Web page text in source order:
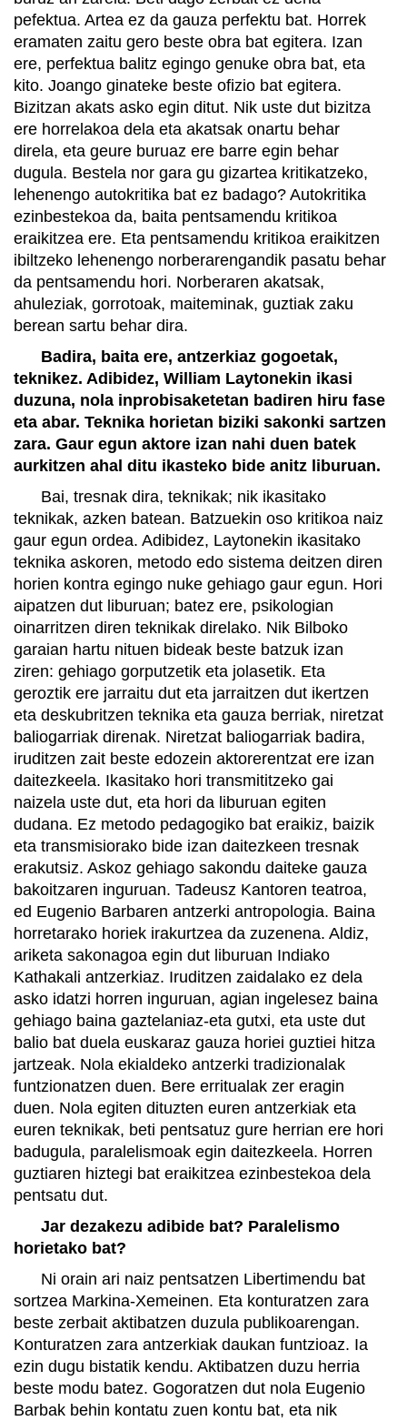
pefektua. Artea ez da gauza perfektu bat. Horrek
eramaten zaitu gero beste obra bat egitera. Izan
ere, perfektua balitz egingo genuke obra bat, eta
kito. Joango ginateke beste ofizio bat egitera.
Bizitzan akats asko egin ditut. Nik uste dut bizitza
ere horrelakoa dela eta akatsak onartu behar
direla, eta geure buruaz ere barre egin behar
dugula. Bestela nor gara gu gizartea kritikatzeko,
lehenengo autokritika bat ez badago? Autokritika
ezinbestekoa da, baita pentsamendu kritikoa
eraikitzea ere. Eta pentsamendu kritikoa eraikitzen
ibiltzeko lehenengo norberarengandik pasatu behar
da pentsamendu hori. Norberaren akatsak,
ahuleziak, gorrotoak, maiteminak, guztiak zaku
berean sartu behar dira.
Badira, baita ere, antzerkiaz gogoetak,
teknikez. Adibidez, William Laytonekin ikasi
duzuna, nola inprobisaketetan badiren hiru fase
eta abar. Teknika horietan biziki sakonki sartzen
zara. Gaur egun aktore izan nahi duen batek
aurkitzen ahal ditu ikasteko bide anitz liburuan.
Bai, tresnak dira, teknikak; nik ikasitako
teknikak, azken batean. Batzuekin oso kritikoa naiz
gaur egun ordea. Adibidez, Laytonekin ikasitako
teknika askoren, metodo edo sistema deitzen diren
horien kontra egingo nuke gehiago gaur egun. Hori
aipatzen dut liburuan; batez ere, psikologian
oinarritzen diren teknikak direlako. Nik Bilboko
garaian hartu nituen bideak beste batzuk izan
ziren: gehiago gorputzetik eta jolasetik. Eta
geroztik ere jarraitu dut eta jarraitzen dut ikertzen
eta deskubritzen teknika eta gauza berriak, niretzat
baliogarriak direnak. Niretzat baliogarriak badira,
iruditzen zait beste edozein aktorerentzat ere izan
daitezkeela. Ikasitako hori transmititzeko gai
naizela uste dut, eta hori da liburuan egiten
dudana. Ez metodo pedagogiko bat eraikiz, baizik
eta transmisiorako bide izan daitezkeen tresnak
erakutsiz. Askoz gehiago sakondu daiteke gauza
bakoitzaren inguruan. Tadeusz Kantoren teatroa,
ed Eugenio Barbaren antzerki antropologia. Baina
horretarako horiek irakurtzea da zuzenena. Aldiz,
ariketa sakonagoa egin dut liburuan Indiako
Kathakali antzerkiaz. Iruditzen zaidalako ez dela
asko idatzi horren inguruan, agian ingelesez baina
gehiago baina gaztelaniaz-eta gutxi, eta uste dut
balio bat duela euskaraz gauza horiei guztiei hitza
jartzeak. Nola ekialdeko antzerki tradizionalak
funtzionatzen duen. Bere erritualak zer eragin
duen. Nola egiten dituzten euren antzerkiak eta
euren teknikak, beti pentsatuz gure herrian ere hori
badugula, paralelismoak egin daitezkeela. Horren
guztiaren hiztegi bat eraikitzea ezinbestekoa dela
pentsatu dut.
Jar dezakezu adibide bat? Paralelismo
horietako bat?
Ni orain ari naiz pentsatzen Libertimendu bat
sortzea Markina-Xemeinen. Eta konturatzen zara
beste zerbait aktibatzen duzula publikoarengan.
Konturatzen zara antzerkiak daukan funtzioaz. Ia
ezin dugu bistatik kendu. Aktibatzen duzu herria
beste modu batez. Gogoratzen dut nola Eugenio
Barbak behin kontatu zuen kontu bat, eta nik